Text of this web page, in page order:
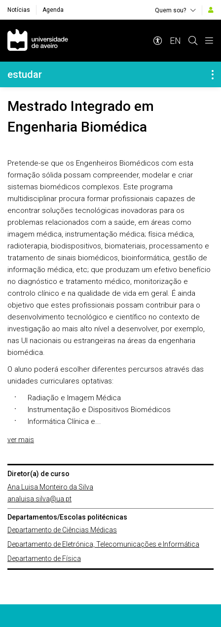
Notícias Agenda Quem sou?
Navegação Principal
EN
Navegação Lateral
estudar
Mestrado Integrado em
Engenharia Biomédica
Pretende-se que os Engenheiros Biomédicos com esta
formação sólida possam compreender, modelar e criar
sistemas biomédicos complexos. Este programa
multidisciplinar procura formar profissionais capazes de
encontrar soluções tecnológicas inovadoras para os
problemas relacionados com a saúde, em áreas como
imagem médica, instrumentação médica; física médica,
radioterapia, biodispositivos, biomateriais, processamento e
tratamento de sinais biomédicos, bioinformática, gestão de
informação médica, etc; que produzam um efetivo benefício
no diagnóstico e tratamento médico, monitorização e
controlo clínico e na qualidade de vida em geral. É ainda
objetivo que estes profissionais possam contribuir para o
desenvolvimento tecnológico e científico no contexto de
investigação ao mais alto nível a desenvolver, por exemplo,
nas UI nacionais ou estrangeiras na áreas da engenharia
biomédica.
O aluno poderá escolher diferentes percursos através das
unidades curriculares optativas:
Radiação e Imagem Médica
Instrumentação e Dispositivos Biomédicos
Informática Clínica e...
ver mais
Diretor(a) de curso
Ana Luisa Monteiro da Silva
analuisa.silva@ua.pt
Departamentos/Escolas politécnicas
Departamento de Ciências Médicas
Departamento de Eletrónica, Telecomunicações e Informática
Departamento de Física